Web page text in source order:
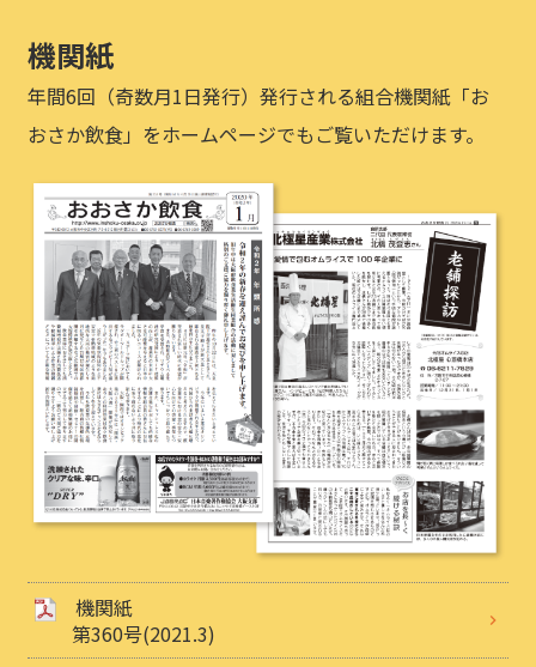
機関紙
年間6回（奇数月1日発行）発行される組合機関紙「お
おさか飲食」をホームページでもご覧いただけます。
機関紙
第360号(2021.3)